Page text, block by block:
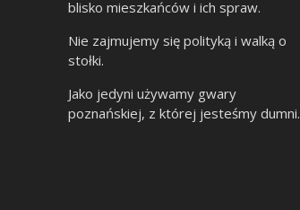
blisko mieszkańców i ich spraw.
Nie zajmujemy się polityką i walką o
stołki.
Jako jedyni używamy gwary
poznańskiej, z której jesteśmy dumni.